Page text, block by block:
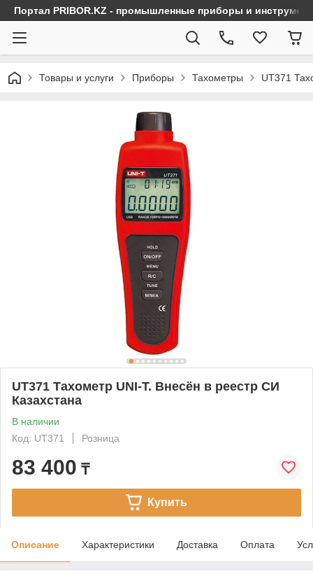
Портал PRIBOR.KZ - промышленные приборы и
Товары и услуги Приборы Тахометры UT371
UT371 Тахометр UNI-T. Внесён в реестр СИ
Казахстана
В наличии
Код: UT371
Розница
83 400 ₸
Купить
Описание Характеристики Доставка Оплата